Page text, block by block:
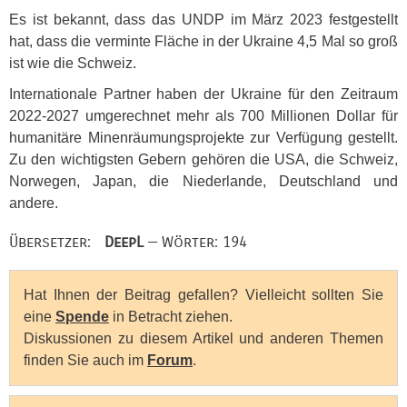
Es ist bekannt, dass das UNDP im März 2023 festgestellt
hat, dass die verminte Fläche in der Ukraine 4,5 Mal so groß
ist wie die Schweiz.
Internationale Partner haben der Ukraine für den Zeitraum
2022-2027 umgerechnet mehr als 700 Millionen Dollar für
humanitäre Minenräumungsprojekte zur Verfügung gestellt.
Zu den wichtigsten Gebern gehören die USA, die Schweiz,
Norwegen, Japan, die Niederlande, Deutschland und
andere.
Übersetzer: DeepL— Wörter: 194
Hat Ihnen der Beitrag gefallen? Vielleicht sollten Sie
eine Spende in Betracht ziehen.
Diskussionen zu diesem Artikel und anderen Themen
finden Sie auch im Forum.